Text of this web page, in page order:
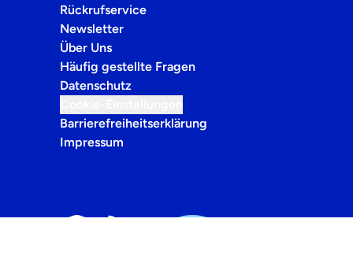
Rückrufservice
Newsletter
Über Uns
Häufig gestellte Fragen
Datenschutz
Barrierefreiheitserklärung
Impressum